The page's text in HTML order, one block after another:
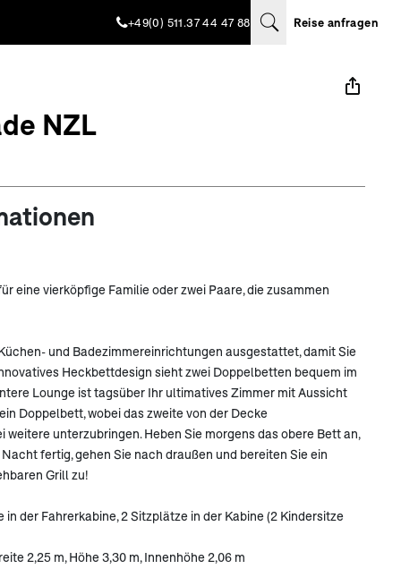
+49(0) 511.37 44 47 88 Reise anfragen
NZL
eine vierköpfige Familie oder zwei Paare, die zusammen
und Badezimmereinrichtungen ausgestattet, damit Sie
Heckbettdesign sieht zwei Doppelbetten bequem im
Lounge ist tagsüber Ihr ultimatives Zimmer mit Aussicht
Doppelbett, wobei das zweite von der Decke
weitere unterzubringen. Heben Sie morgens das obere Bett an,
fertig, gehen Sie nach draußen und bereiten Sie ein
Grill zu!
in der Fahrerkabine, 2 Sitzplätze in der Kabine (2 Kindersitze
2,25 m, Höhe 3,30 m, Innenhöhe 2,06 m